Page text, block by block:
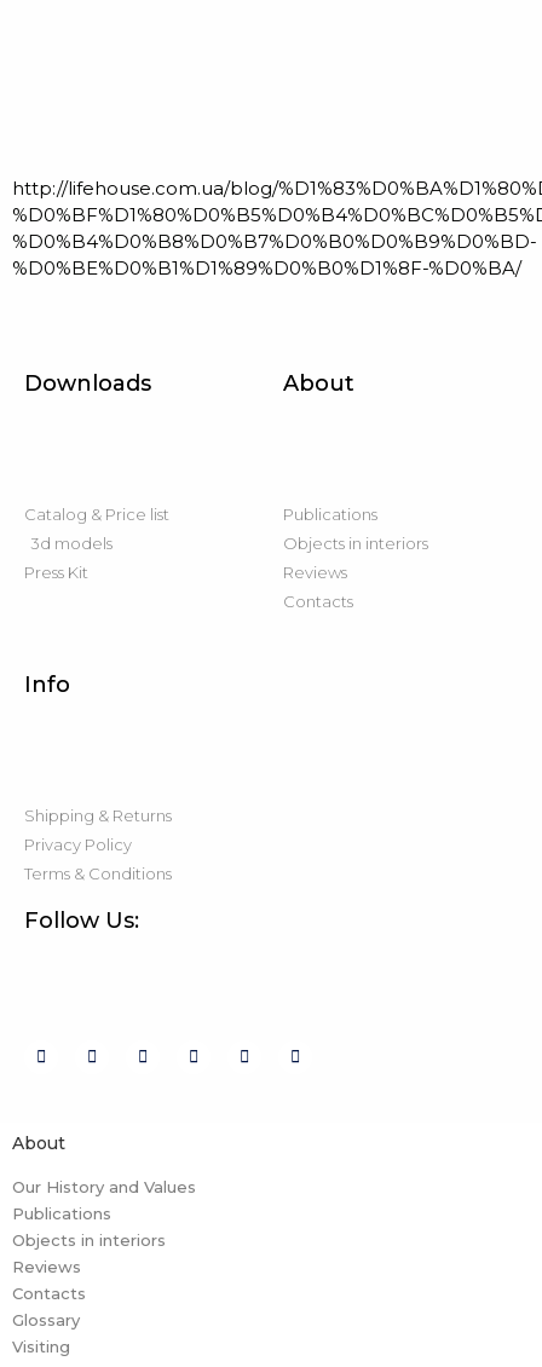
http://lifehouse.com.ua/blog/
%D0%B4%D0%B8%D0%B7%D0%B0%D0%B9%D0%BD-
%D0%BE%D0%B1%D1%89%D0%B0%D1%8F-%D0%BA/
Downloads
Catalog & Price list
3d models
Press Kit
About
Publications
Objects in interiors
Reviews
Contacts
Info
Shipping & Returns
Privacy Policy
Terms & Conditions
Follow Us:
About
Our History and Values
Publications
Objects in interiors
Reviews
Contacts
Glossary
Visiting